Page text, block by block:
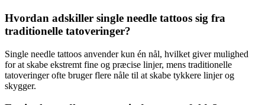
Hvordan adskiller single needle tattoos sig fra
traditionelle tatoveringer?
Single needle tattoos anvender kun én nål, hvilket giver mulighed
for at skabe ekstremt fine og præcise linjer, mens traditionelle
tatoveringer ofte bruger flere nåle til at skabe tykkere linjer og
skygger.